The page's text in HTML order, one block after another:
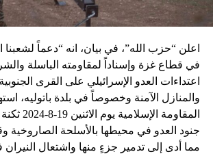
اعلن “حزب الله”، في بيان، انه “دعماً
في قطاع غزة وإسناداً لمقاومته الباسلة
اعتداءات العدو الإسرائيلي على القرى
والمنازل الآمنة وخصوصاً في بلدة باتوليه،
المقاومة
جنود العدو في محيطها بالأسلحة الصاروخية
مما أدى إلى تدمير جزءٍ منها واشتعال النيران